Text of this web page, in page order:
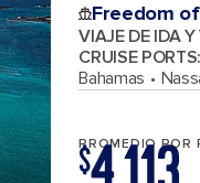
Freedom
VIAJE DE IDA
CRUISE PORTS:
Bahamas
PROMEDIO POR
$